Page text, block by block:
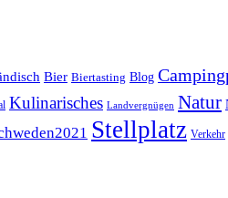
Bier Biertasting Blog
Kulinarisches Landvergnügen Natur
Stellplatz Verkehr